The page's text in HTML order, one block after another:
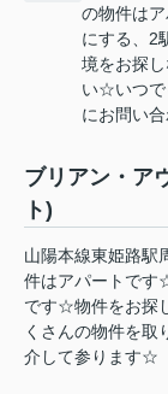
の物件は
にする、2
境をお探
い☆いつで
にお問い
ブリアン・ア
ト)
山陽本線東姫路駅
件はアパートです
です☆物件をお探
くさんの物件を
介して参ります☆